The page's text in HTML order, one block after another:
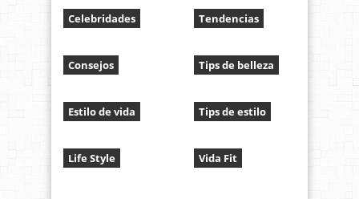
Celebridades
Consejos
Estilo de vida
Life Style
Tendencias
Tips de belleza
Tips de estilo
Vida Fit